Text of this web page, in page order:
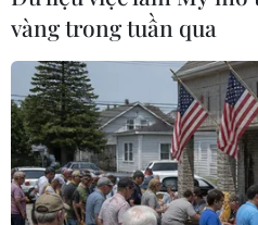
triển khai các giải pháp
lực phục vụ mục tiêu
nghiệp.
Theo tính toán, trong
thành phố Hải Phòng sẽ
200.000 lao động đến từ
vàng trong tuần qua